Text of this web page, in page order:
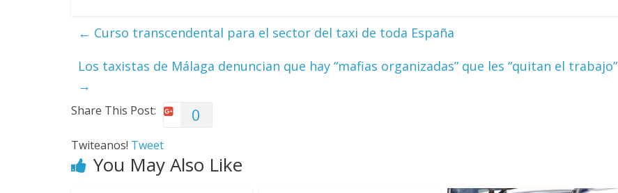
← Curso transcendental para el sector del taxi de toda España
Los taxistas de Málaga denuncian que hay “mafias organizadas” que les “quitan el trabajo”
→
Share This Post: 0
Twiteanos! Tweet
You May Also Like